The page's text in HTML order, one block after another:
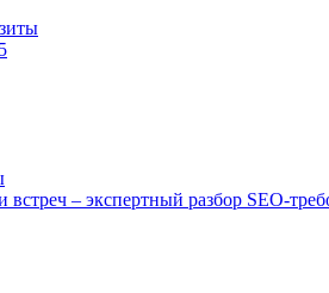
встреч – экспертный разбор SEO-